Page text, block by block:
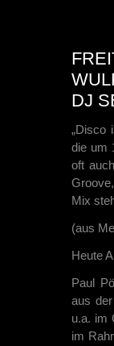
DJ
„Disco
die um
oft
Mix
(aus
Heute
Paul
aus
u.a. im
im